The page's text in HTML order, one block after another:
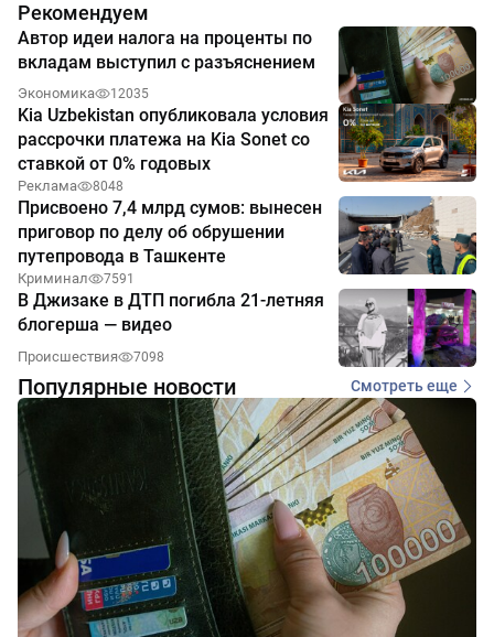
Рекомендуем
Автор идеи налога на проценты по
вкладам выступил с разъяснением
Экономика 12035
Kia Uzbekistan опубликовала условия
рассрочки платежа на Kia Sonet со
ставкой от 0% годовых
Реклама 8048
Присвоено 7,4 млрд сумов: вынесен
приговор по делу об обрушении
путепровода в Ташкенте
Криминал 7591
В Джизаке в ДТП погибла 21-летняя
блогерша — видео
Происшествия 7098
Популярные новости Смотреть еще